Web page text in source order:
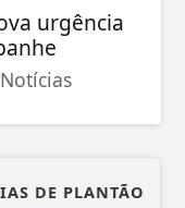
urgência
DE PLANTÃO